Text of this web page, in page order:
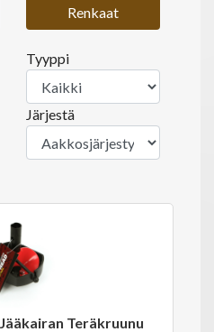
Renkaat
Tyyppi
Järjestä
Teräkruunu